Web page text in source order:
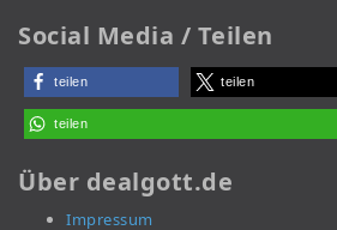
Social Media / Teilen
teilen teilen
teilen
Über dealgott.de
Impressum